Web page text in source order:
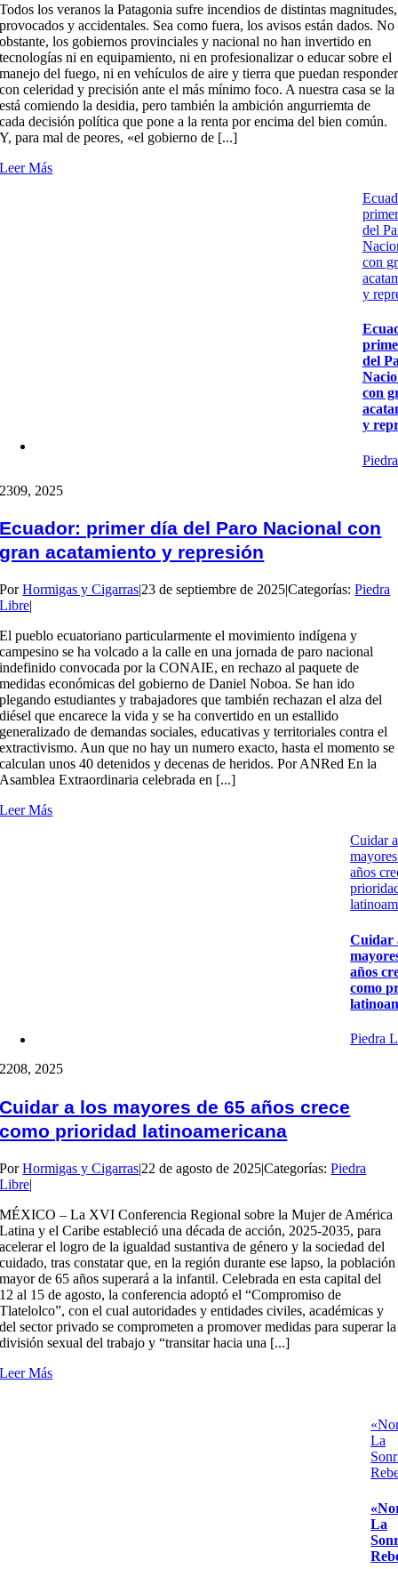
Todos los veranos la Patagonia sufre incendios de distintas magnitudes,
provocados y accidentales. Sea como fuera, los avisos están dados. No
obstante, los gobiernos provinciales y nacional no han invertido en
tecnologías ni en equipamiento, ni en profesionalizar o educar sobre el
manejo del fuego, ni en vehículos de aire y tierra que puedan responder
con celeridad y precisión ante el más mínimo foco. A nuestra casa se la
está comiendo la desidia, pero también la ambición angurriemta de
cada decisión política que pone a la renta por encima del bien común.
Y, para mal de peores, «el gobierno de [...]
Leer Más
del
con
y
del
con
y
2309, 2025
Ecuador: primer día del Paro Nacional con
gran acatamiento y represión
PorHormigas y Cigarras|23 de septiembre de 2025|Categorías:Piedra
Libre|
El pueblo ecuatoriano particularmente el movimiento indígena y
campesino se ha volcado a la calle en una jornada de paro nacional
indefinido convocada por la CONAIE, en rechazo al paquete de
medidas económicas del gobierno de Daniel Noboa. Se han ido
plegando estudiantes y trabajadores que también rechazan el alza del
diésel que encarece la vida y se ha convertido en un estallido
generalizado de demandas sociales, educativas y territoriales contra el
extractivismo. Aun que no hay un numero exacto, hasta el momento se
calculan unos 40 detenidos y decenas de heridos. Por ANRed En la
Asamblea Extraordinaria celebrada en [...]
Leer Más
Cuidar
años
Cuidar
años
como
Piedra
2208, 2025
Cuidar a los mayores de 65 años crece
como prioridad latinoamericana
PorHormigas y Cigarras|22 de agosto de 2025|Categorías:Piedra
Libre|
MÉXICO – La XVI Conferencia Regional sobre la Mujer de América
Latina y el Caribe estableció una década de acción, 2025-2035, para
acelerar el logro de la igualdad sustantiva de género y la sociedad del
cuidado, tras constatar que, en la región durante ese lapso, la población
mayor de 65 años superará a la infantil. Celebrada en esta capital del
12 al 15 de agosto, la conferencia adoptó el “Compromiso de
Tlatelolco”, con el cual autoridades y entidades civiles, académicas y
del sector privado se comprometen a promover medidas para superar la
división sexual del trabajo y “transitar hacia una [...]
Leer Más
La
La